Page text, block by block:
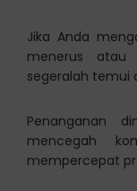
Jika Anda
menerus atau
segeralah temui
Penanganan
mencegah
mempercepat